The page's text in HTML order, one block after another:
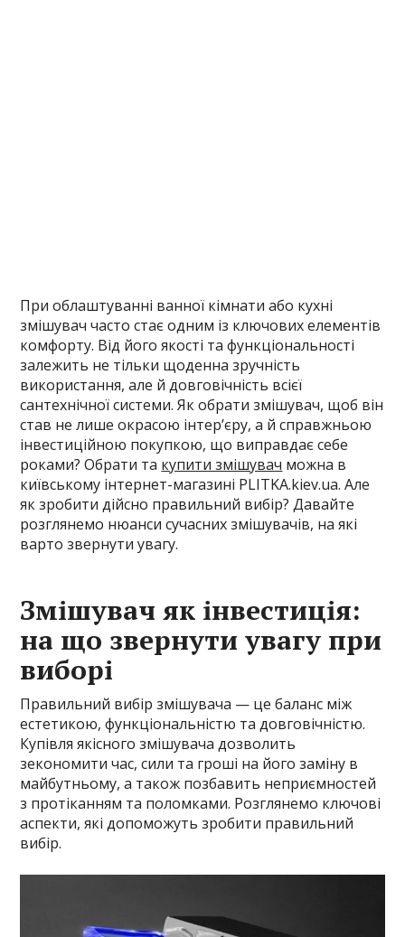
При облаштуванні ванної кімнати або кухні
змішувач часто стає одним із ключових елементів
комфорту. Від його якості та функціональності
залежить не тільки щоденна зручність
використання, але й довговічність всієї
сантехнічної системи. Як обрати змішувач, щоб він
став не лише окрасою інтер’єру, а й справжньою
інвестиційною покупкою, що виправдає себе
роками? Обрати та купити змішувач можна в
київському інтернет-магазині PLITKA.kiev.ua. Але
як зробити дійсно правильний вибір? Давайте
розглянемо нюанси сучасних змішувачів, на які
варто звернути увагу.
Змішувач як інвестиція:
на що звернути увагу при
виборі
Правильний вибір змішувача — це баланс між
естетикою, функціональністю та довговічністю.
Купівля якісного змішувача дозволить
зекономити час, сили та гроші на його заміну в
майбутньому, а також позбавить неприємностей
з протіканням та поломками. Розглянемо ключові
аспекти, які допоможуть зробити правильний
вибір.